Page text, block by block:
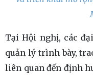
Tại Hội nghị, các
quản lý trình bày,
liên quan đến định